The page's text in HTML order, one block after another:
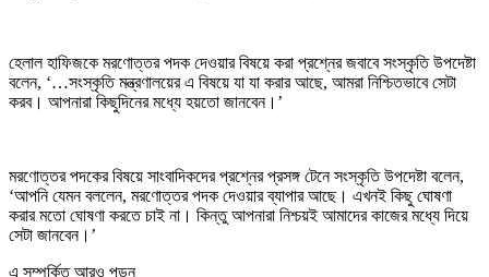
হেলাল হাফিজকে মরণোত্তর পদক দেওয়ার বিষয়ে করা প্রশ্নের জবাবে সংস্কৃতি উপদেষ্টা
বলেন, ‘…সংস্কৃতি মন্ত্রণালয়ের এ বিষয়ে যা যা করার আছে, আমরা নিশ্চিতভাবে সেটা
করব। আপনারা কিছুদিনের মধ্যে হয়তো জানবেন।’
মরণোত্তর পদকের বিষয়ে সাংবাদিকদের প্রশ্নের প্রসঙ্গ টেনে সংস্কৃতি উপদেষ্টা বলেন,
‘আপনি যেমন বললেন, মরণোত্তর পদক দেওয়ার ব্যাপার আছে। এখনই কিছু ঘোষণা
করার মতো ঘোষণা করতে চাই না। কিন্তু আপনারা নিশ্চয়ই আমাদের কাজের মধ্যে দিয়ে
সেটা জানবেন।’
এ সম্পর্কিত আরও পড়ুন